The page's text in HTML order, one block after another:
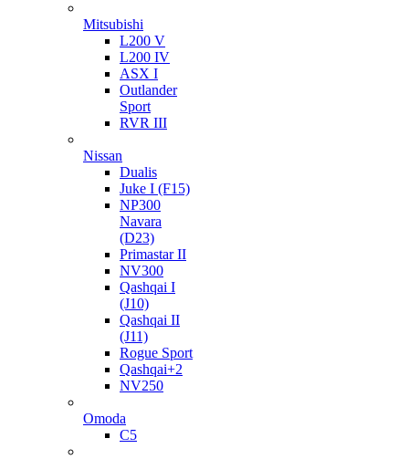
Mitsubishi
L200 V
L200 IV
ASX I
Outlander
Sport
RVR III
Nissan
Dualis
Juke I (F15)
NP300
Navara
(D23)
Primastar II
NV300
Qashqai I
(J10)
Qashqai II
(J11)
Rogue Sport
Qashqai+2
NV250
Omoda
C5